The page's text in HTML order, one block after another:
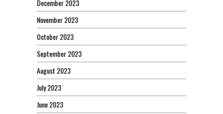
December 2023
November 2023
October 2023
September 2023
August 2023
July 2023
June 2023